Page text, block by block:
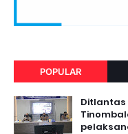
POPULAR
Ditlantas